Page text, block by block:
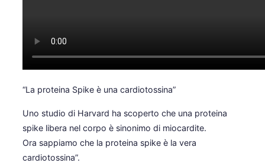
“La proteina Spike è una cardiotossina”
Uno studio di Harvard ha scoperto che una proteina
spike libera nel corpo è sinonimo di miocardite.
Ora sappiamo che la proteina spike è la vera
cardiotossina”.